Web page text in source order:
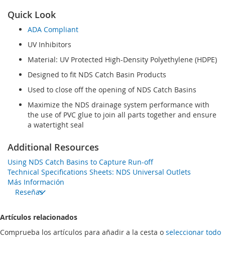
Quick Look
ADA Compliant
UV Inhibitors
Material: UV Protected High-Density Polyethylene (HDPE)
Designed to fit NDS Catch Basin Products
Used to close off the opening of NDS Catch Basins
Maximize the NDS drainage system performance with
the use of PVC glue to join all parts together and ensure
a watertight seal
Additional Resources
Using NDS Catch Basins to Capture Run-off
Technical Specifications Sheets: NDS Universal Outlets
Más Información
Reseñas
Artículos relacionados
Comprueba los artículos para añadir a la cesta o seleccionar todo